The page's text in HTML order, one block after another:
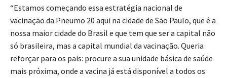
“Estamos começando essa estratégia nacional de
vacinação da Pneumo 20 aqui na cidade de São Paulo, que é a
nossa maior cidade do Brasil e que tem que ser a capital não
só brasileira, mas a capital mundial da vacinação. Queria
reforçar para os pais: procure a sua unidade básica de saúde
mais próxima, onde a vacina já está disponível a todos os